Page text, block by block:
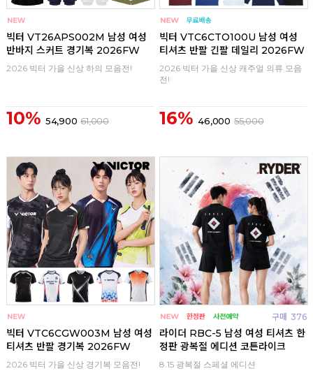
빅터 VT26APS002M 남성 여성
반바지 스커트 경기복 2026FW
2026 빅터 가을 신상 하의 모음전!
10% 54,900 61,000
빅터 VTC6CTO100U 남성 여성
티셔츠 반팔 긴팔 데일리 2026FW
2026 빅터 가을 신상 캐주얼 의류 모음
전!
16% 46,000 55,000
빅터 VTC6CGW003M 남성 여성
티셔츠 반팔 경기복 2026FW
2026 빅터 가을 신상 경기복 모음전!
구매 376
라이더 RBC-5 남성 여성 티셔츠 한
정판 광복절 에디션 코튼라이크
8.15 광복절 스페셜 에디션